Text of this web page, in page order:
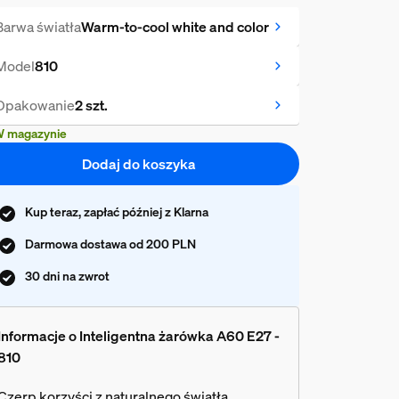
światłaWarm-to-cool white and color
810
2 szt.
magazynie
Dodaj do koszyka
Kup teraz, zapłać później z Klarna
Darmowa dostawa od 200 PLN
30 dni na zwrot
o Inteligentna żarówka A60 E27 -